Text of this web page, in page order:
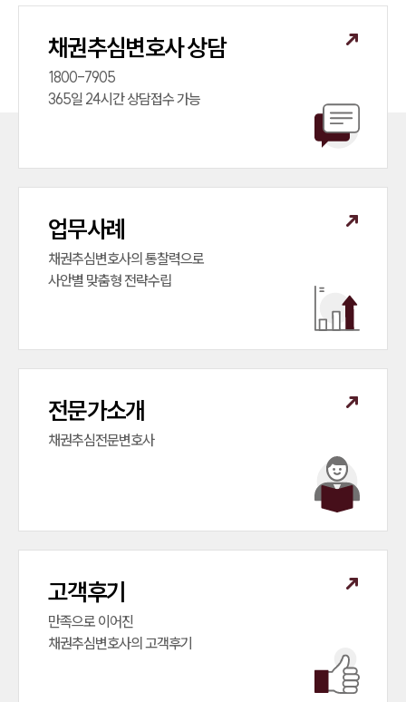
채권추심변호사 상담
1800-7905
365일 24시간 상담접수 가능
업무사례
채권추심변호사의 통찰력으로
사안별 맞춤형 전략수립
전문가소개
채권추심전문변호사
고객후기
만족으로 이어진
채권추심변호사의 고객후기